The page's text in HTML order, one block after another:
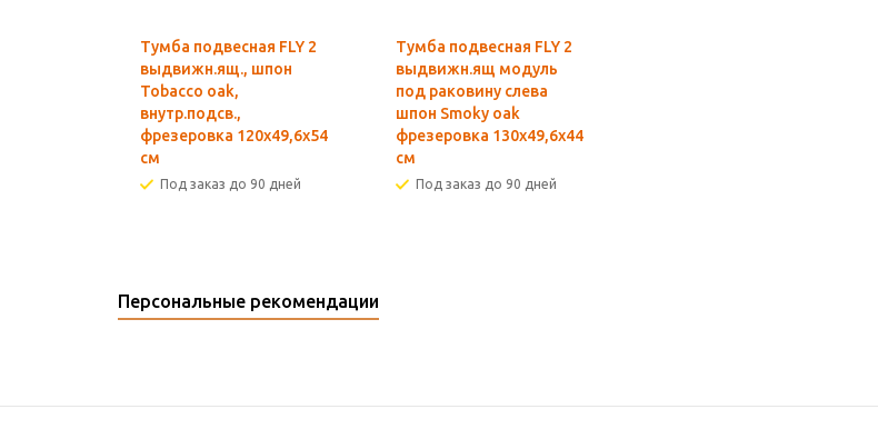
Тумба подвесная FLY 2
выдвижн.ящ., шпон
Tobacco oak,
внутр.подсв.,
фрезеровка 120х49,6х54
см
Под заказ до 90 дней
Тумба подвесная FLY 2
выдвижн.ящ модуль
под раковину слева
шпон Smoky oak
фрезеровка 130х49,6х44
см
Под заказ до 90 дней
Персональные рекомендации